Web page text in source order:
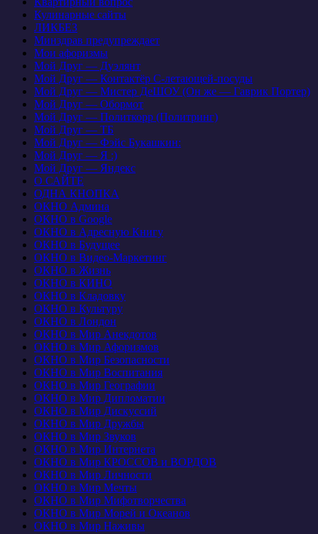
Кулинарные сайты
ЛИКБЕЗ
Минздрав предупреждает
Мои афоризмы
Мой Друг — Дуэлянт
Мой Друг — Контактёр С-летающей-посуды
Мой Друг — Мистер ДеШОУ (Он же — Гаврик Портер)
Мой Друг — Обормот
Мой Друг — Политкорр (Политринг)
Мой Друг — ТБ
Мой Друг — Фэйс Букашкин:
Мой Друг — Я :)
Мой Друг — Яндекс
О САЙТЕ
ОДНА КНОПКА
ОКНО Админа
ОКНО в Google
ОКНО в Адресную Книгу
ОКНО в Будущее
ОКНО в Видео-Маркетинг
ОКНО в Жизнь
ОКНО в КИНО
ОКНО в Кладовку
ОКНО в Культуру
ОКНО в Лондон
ОКНО в Мир Анекдотов
ОКНО в Мир Афоризмов
ОКНО в Мир Безопасности
ОКНО в Мир Воспитания
ОКНО в Мир Географии
ОКНО в Мир Дипломатии
ОКНО в Мир Дискуссий
ОКНО в Мир Дружбы
ОКНО в Мир Звуков
ОКНО в Мир Интернета
ОКНО в Мир КРОССОВ и ВОРДОВ
ОКНО в Мир Личности
ОКНО в Мир Мечты
ОКНО в Мир Мифотворчества
ОКНО в Мир Морей и Океанов
ОКНО в Мир Наживы